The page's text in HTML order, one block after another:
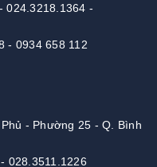
-024.3218.1364 -
- 0934 658 112
- Phường 25 - Q. Bình
- 028.3511.1226